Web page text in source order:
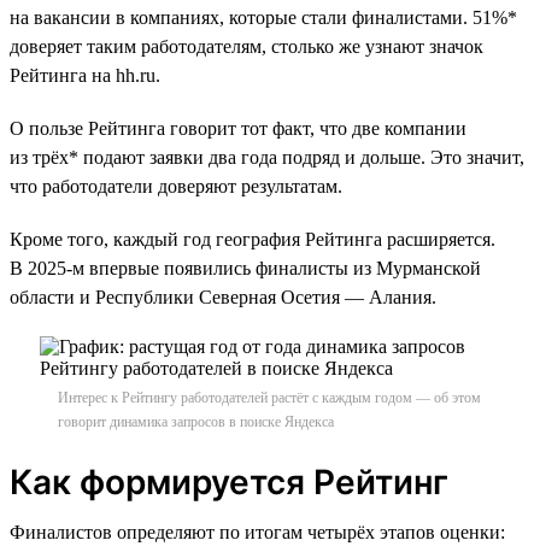
на вакансии в компаниях, которые стали финалистами. 51%*
доверяет таким работодателям, столько же узнают значок
Рейтинга на hh.ru.
О пользе Рейтинга говорит тот факт, что две компании
из трёх* подают заявки два года подряд и дольше. Это значит,
что работодатели доверяют результатам.
Кроме того, каждый год география Рейтинга расширяется.
В 2025-м впервые появились финалисты из Мурманской
области и Республики Северная Осетия — Алания.
Интерес к Рейтингу работодателей растёт с каждым годом — об этом
говорит динамика запросов в поиске Яндекса
Как формируется Рейтинг
Финалистов определяют по итогам четырёх этапов оценки: